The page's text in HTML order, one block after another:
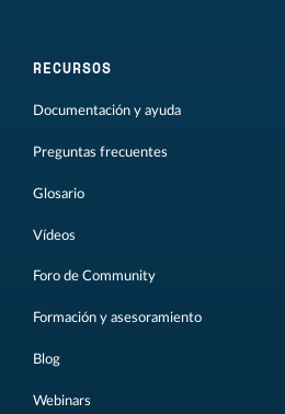
RECURSOS
Documentación y ayuda
Preguntas frecuentes
Glosario
Vídeos
Foro de Community
Formación y asesoramiento
Blog
Webinars